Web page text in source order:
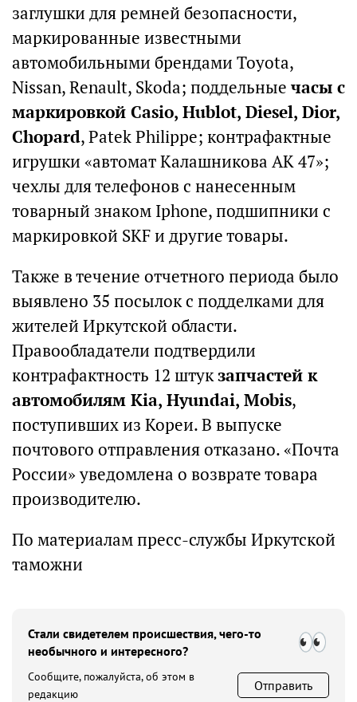
заглушки для ремней безопасности,
маркированные известными
автомобильными брендами Toyota,
Nissan, Renault, Skoda; поддельные часы с
маркировкой Casio, Hublot, Diesel, Dior,
Chopard, Patek Philippe; контрафактные
игрушки «автомат Калашникова АК 47»;
чехлы для телефонов с нанесенным
товарный знаком Iphone, подшипники с
маркировкой SKF и другие товары.
Также в течение отчетного периода было
выявлено 35 посылок с подделками для
жителей Иркутской области.
Правообладатели подтвердили
контрафактность 12 штукзапчастей к
автомобилям Kia, Hyundai, Mobis,
поступивших из Кореи. В выпуске
почтового отправления отказано. «Почта
России» уведомлена о возврате товара
производителю.
По материалам пресс-службы Иркутской
таможни
Стали свидетелем происшествия, чего-то
необычного и интересного?
Сообщите, пожалуйста, об этом в
редакцию
Отправить